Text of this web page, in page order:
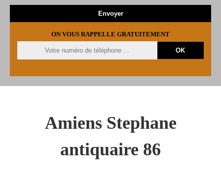
ON VOUS RAPPELLE GRATUITEMENT
Amiens Stephane
antiquaire 86